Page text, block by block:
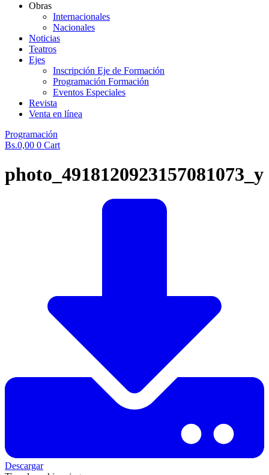
Obras
Internacionales
Nacionales
Noticias
Teatros
Ejes
Inscripción Eje de Formación
Programación Formación
Eventos Especiales
Revista
Venta en línea
Programación
Bs.0,00 0 Cart
photo_4918120923157081073_y
Descargar